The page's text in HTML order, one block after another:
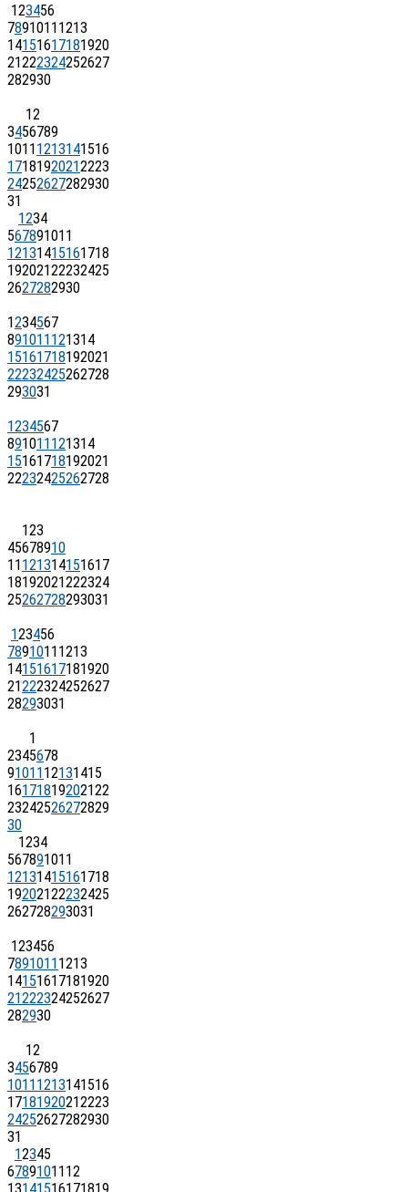
123456
78910111213
14151617181920
21222324252627
282930
12
3456789
10111213141516
17181920212223
24252627282930
31
1234
567891011
12131415161718
19202122232425
2627282930
1234567
891011121314
15161718192021
22232425262728
293031
1234567
891011121314
15161718192021
22232425262728
123
45678910
11121314151617
18192021222324
25262728293031
123456
78910111213
14151617181920
21222324252627
28293031
1
2345678
9101112131415
16171819202122
23242526272829
30
1234
567891011
12131415161718
19202122232425
262728293031
123456
78910111213
14151617181920
21222324252627
282930
12
3456789
10111213141516
17181920212223
24252627282930
31
12345
6789101112